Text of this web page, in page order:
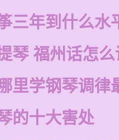
三年到什么水
琴 福州话怎
里学钢琴调律
的十大害处